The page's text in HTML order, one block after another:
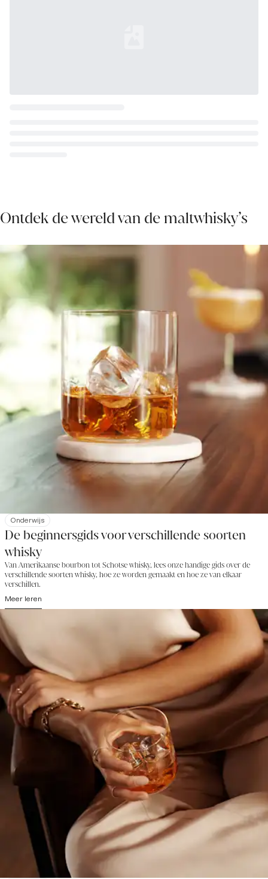
Ontdek de wereld van de maltwhisky’s
Onderwijs
De beginnersgids voor verschillende soorten
whisky
Van Amerikaanse bourbon tot Schotse whisky, lees onze handige gids over de
verschillende soorten whisky, hoe ze worden gemaakt en hoe ze van elkaar
verschillen.
Meer leren